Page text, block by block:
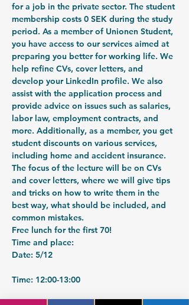
for a job in the private sector. The student
membership costs 0 SEK during the study
period. As a member of Unionen Student,
you have access to our services aimed at
preparing you better for working life. We
help refine CVs, cover letters, and
develop your LinkedIn profile. We also
assist with the application process and
provide advice on issues such as salaries,
labor law, employment contracts, and
more. Additionally, as a member, you get
student discounts on various services,
including home and accident insurance.
The focus of the lecture will be on CVs
and cover letters, where we will give tips
and tricks on how to write them in the
best way, what should be included, and
common mistakes.
Free lunch for the first 70!
Time and place:
Date: 5/12
Time: 12:00-13:00